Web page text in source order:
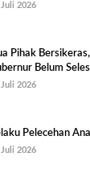
2026
Pihak
Belum
Juli 2026
Pelecehan
Juli 2026